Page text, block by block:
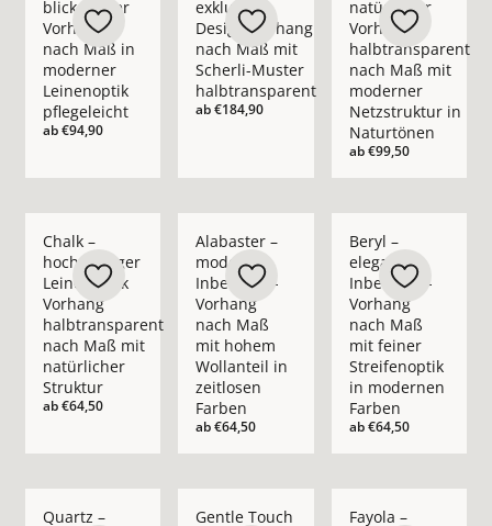
blickdichter
Vorhang
nach Maß in
moderner
Leinenoptik
pflegeleicht
ab€94,90
exklusiver
Design-Vorhang
nach Maß mit
Scherli-Muster
halbtransparent
ab€184,90
natürlicher
Vorhang
halbtransparent
nach Maß mit
moderner
Netzstruktur in
Naturtönen
ab€99,50
Chalk –
hochwertiger
Leinenoptik
Vorhang
halbtransparent
nach Maß mit
natürlicher
Struktur
ab€64,50
Alabaster –
moderner
Inbetween-
Vorhang
nach Maß
mit hohem
Wollanteil in
zeitlosen
Farben
ab€64,50
Beryl –
eleganter
Inbetween-
Vorhang
nach Maß
mit feiner
Streifenoptik
in modernen
Farben
ab€64,50
Quartz – Gentle Touch Fayola –